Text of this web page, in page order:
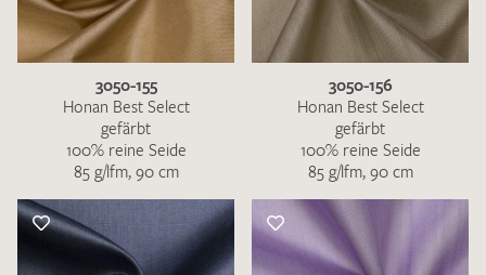
3050-155
Honan Best Select
gefärbt
100% reine Seide
85 g/lfm, 90 cm
3050-156
Honan Best Select
gefärbt
100% reine Seide
85 g/lfm, 90 cm